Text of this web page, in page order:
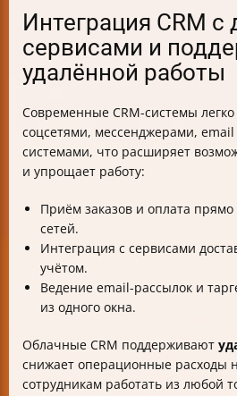
Интеграция CRM с
сервисами и
удалённой работы
Современные CRM-системы
соцсетями, мессенджерами,
системами, что расширяет
и упрощает работу:
Приём заказов и оплата
сетей.
Интеграция с сервисами
учётом.
Ведение email-рассылок и
из одного окна.
Облачные CRM поддерживают
снижает операционные расходы
сотрудникам работать из любой